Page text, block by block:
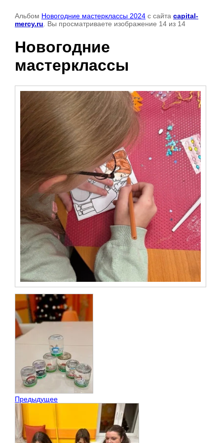
Альбом Новогодние мастерклассы 2024 с сайта capital-
mercy.ru . Вы просматриваете изображение 14 из 14
Новогодние
мастерклассы
Предыдущее